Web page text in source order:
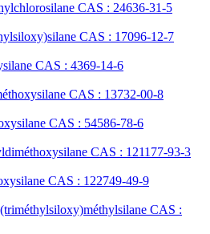
CAS : 24636-31-5
CAS : 17096-12-7
CAS : 4369-14-6
CAS : 13732-00-8
CAS : 54586-78-6
CAS : 121177-93-3
CAS : 122749-49-9
CAS :